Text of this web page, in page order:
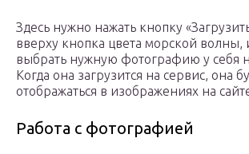
Здесь нужно нажать кнопку
вверху кнопка цвета морской волны,
выбрать нужную фотографию у себя
Когда она загрузится на сервис, она
отображаться в изображениях на
Работа с фотографией